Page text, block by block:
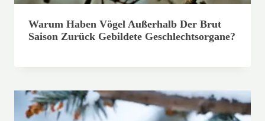
Warum Haben Vögel Außerhalb Der Brut
Saison Zurück Gebildete Geschlechtsorgane?